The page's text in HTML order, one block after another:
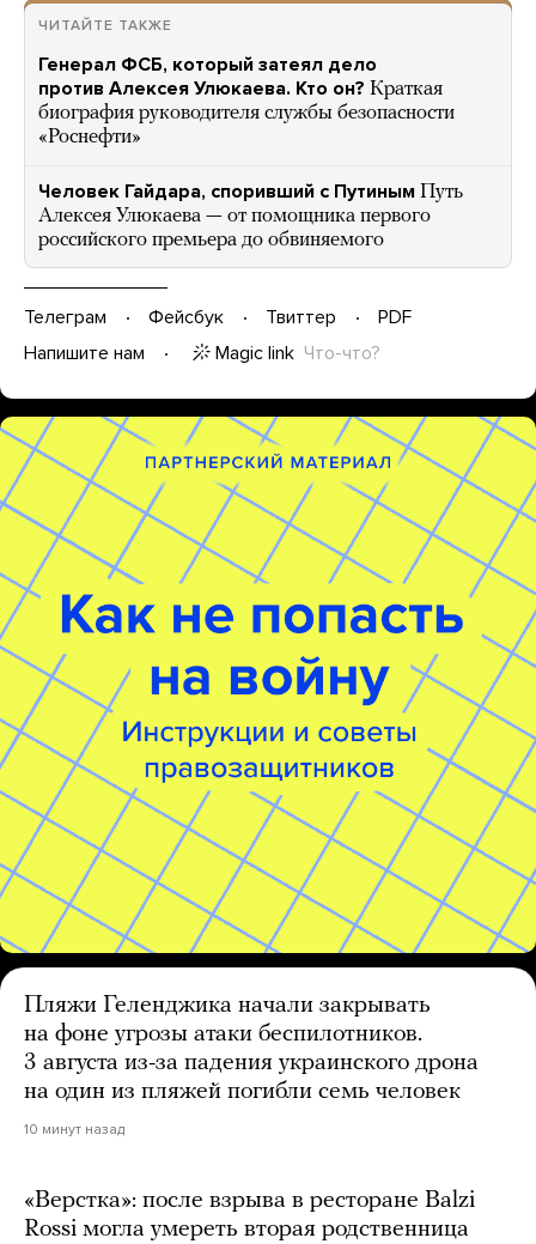
ЧИТАЙТЕ ТАКЖЕ
Генерал ФСБ, который затеял дело
против Алексея Улюкаева. Кто он? Краткая
биография руководителя службы безопасности
«Роснефти»
Человек Гайдара, споривший с Путиным Путь
Алексея Улюкаева — от помощника первого
российского премьера до обвиняемого
Телеграм Фейсбук Твиттер
PDF
Напишите нам
Magic link Что-что?
Пляжи Геленджика начали закрывать
на фоне угрозы атаки беспилотников.
3 августа из-за падения украинского дрона
на один из пляжей погибли семь человек
10 минут назад
«Верстка»: после взрыва в ресторане Balzi
Rossi могла умереть вторая родственница